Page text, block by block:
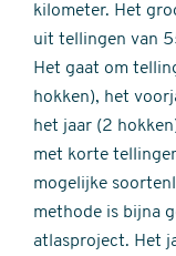
kilometer. Het
uit tellingen van
Het gaat om
hokken), het
het jaar (2
met korte
mogelijke
methode is bijna
atlasproject. Het